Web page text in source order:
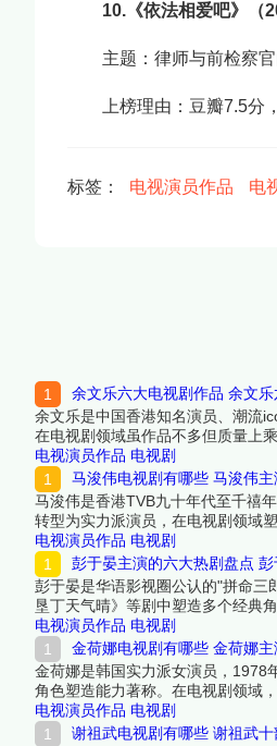
10.《依法相爱吧》（
主题：律师与前检察
上榜理由：豆瓣7.5分
标签： 电视演员作品 电
余文乐六大电视剧作品 余文
余文乐是中国香港知名演员、潮流
在电视剧领域虽作品不多但质量上
男主角提名。本文将推荐余文乐主
下面跟着榜中榜编辑一起来看看详
电视演员作品 电视剧
马浚伟电视剧有哪些 马浚伟
马浚伟是香港TVB九十年代至千禧
转型为实力派演员，在电视剧领域
色，无论是古装剧中的帝王将相，
名单吧！
电视演员作品 电视剧
彭于晏主演的六大热剧盘点
彭于晏是华语影视圈公认的"拼命三
垦丁天气晴》等剧中塑造多个经典
编辑一起来看看详细名单吧！
电视演员作品 电视剧
金荷娜电视剧有哪些 金荷娜
金荷娜是韩国实力派女演员，1978
角色塑造能力著称。在电视剧领域
荣。其温暖知性的形象和扎实的演
电视演员作品 电视剧
谢祖武电视剧有哪些 谢祖武